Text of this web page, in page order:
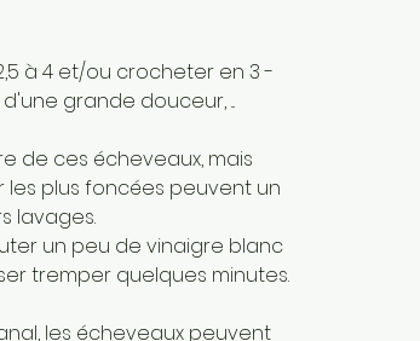
à 4 et/ou crocheter en 3 -
grande douceur, ...
de ces écheveaux, mais
plus foncées peuvent un
lavages.
un peu de vinaigre blanc
tremper quelques minutes.
les écheveaux peuvent